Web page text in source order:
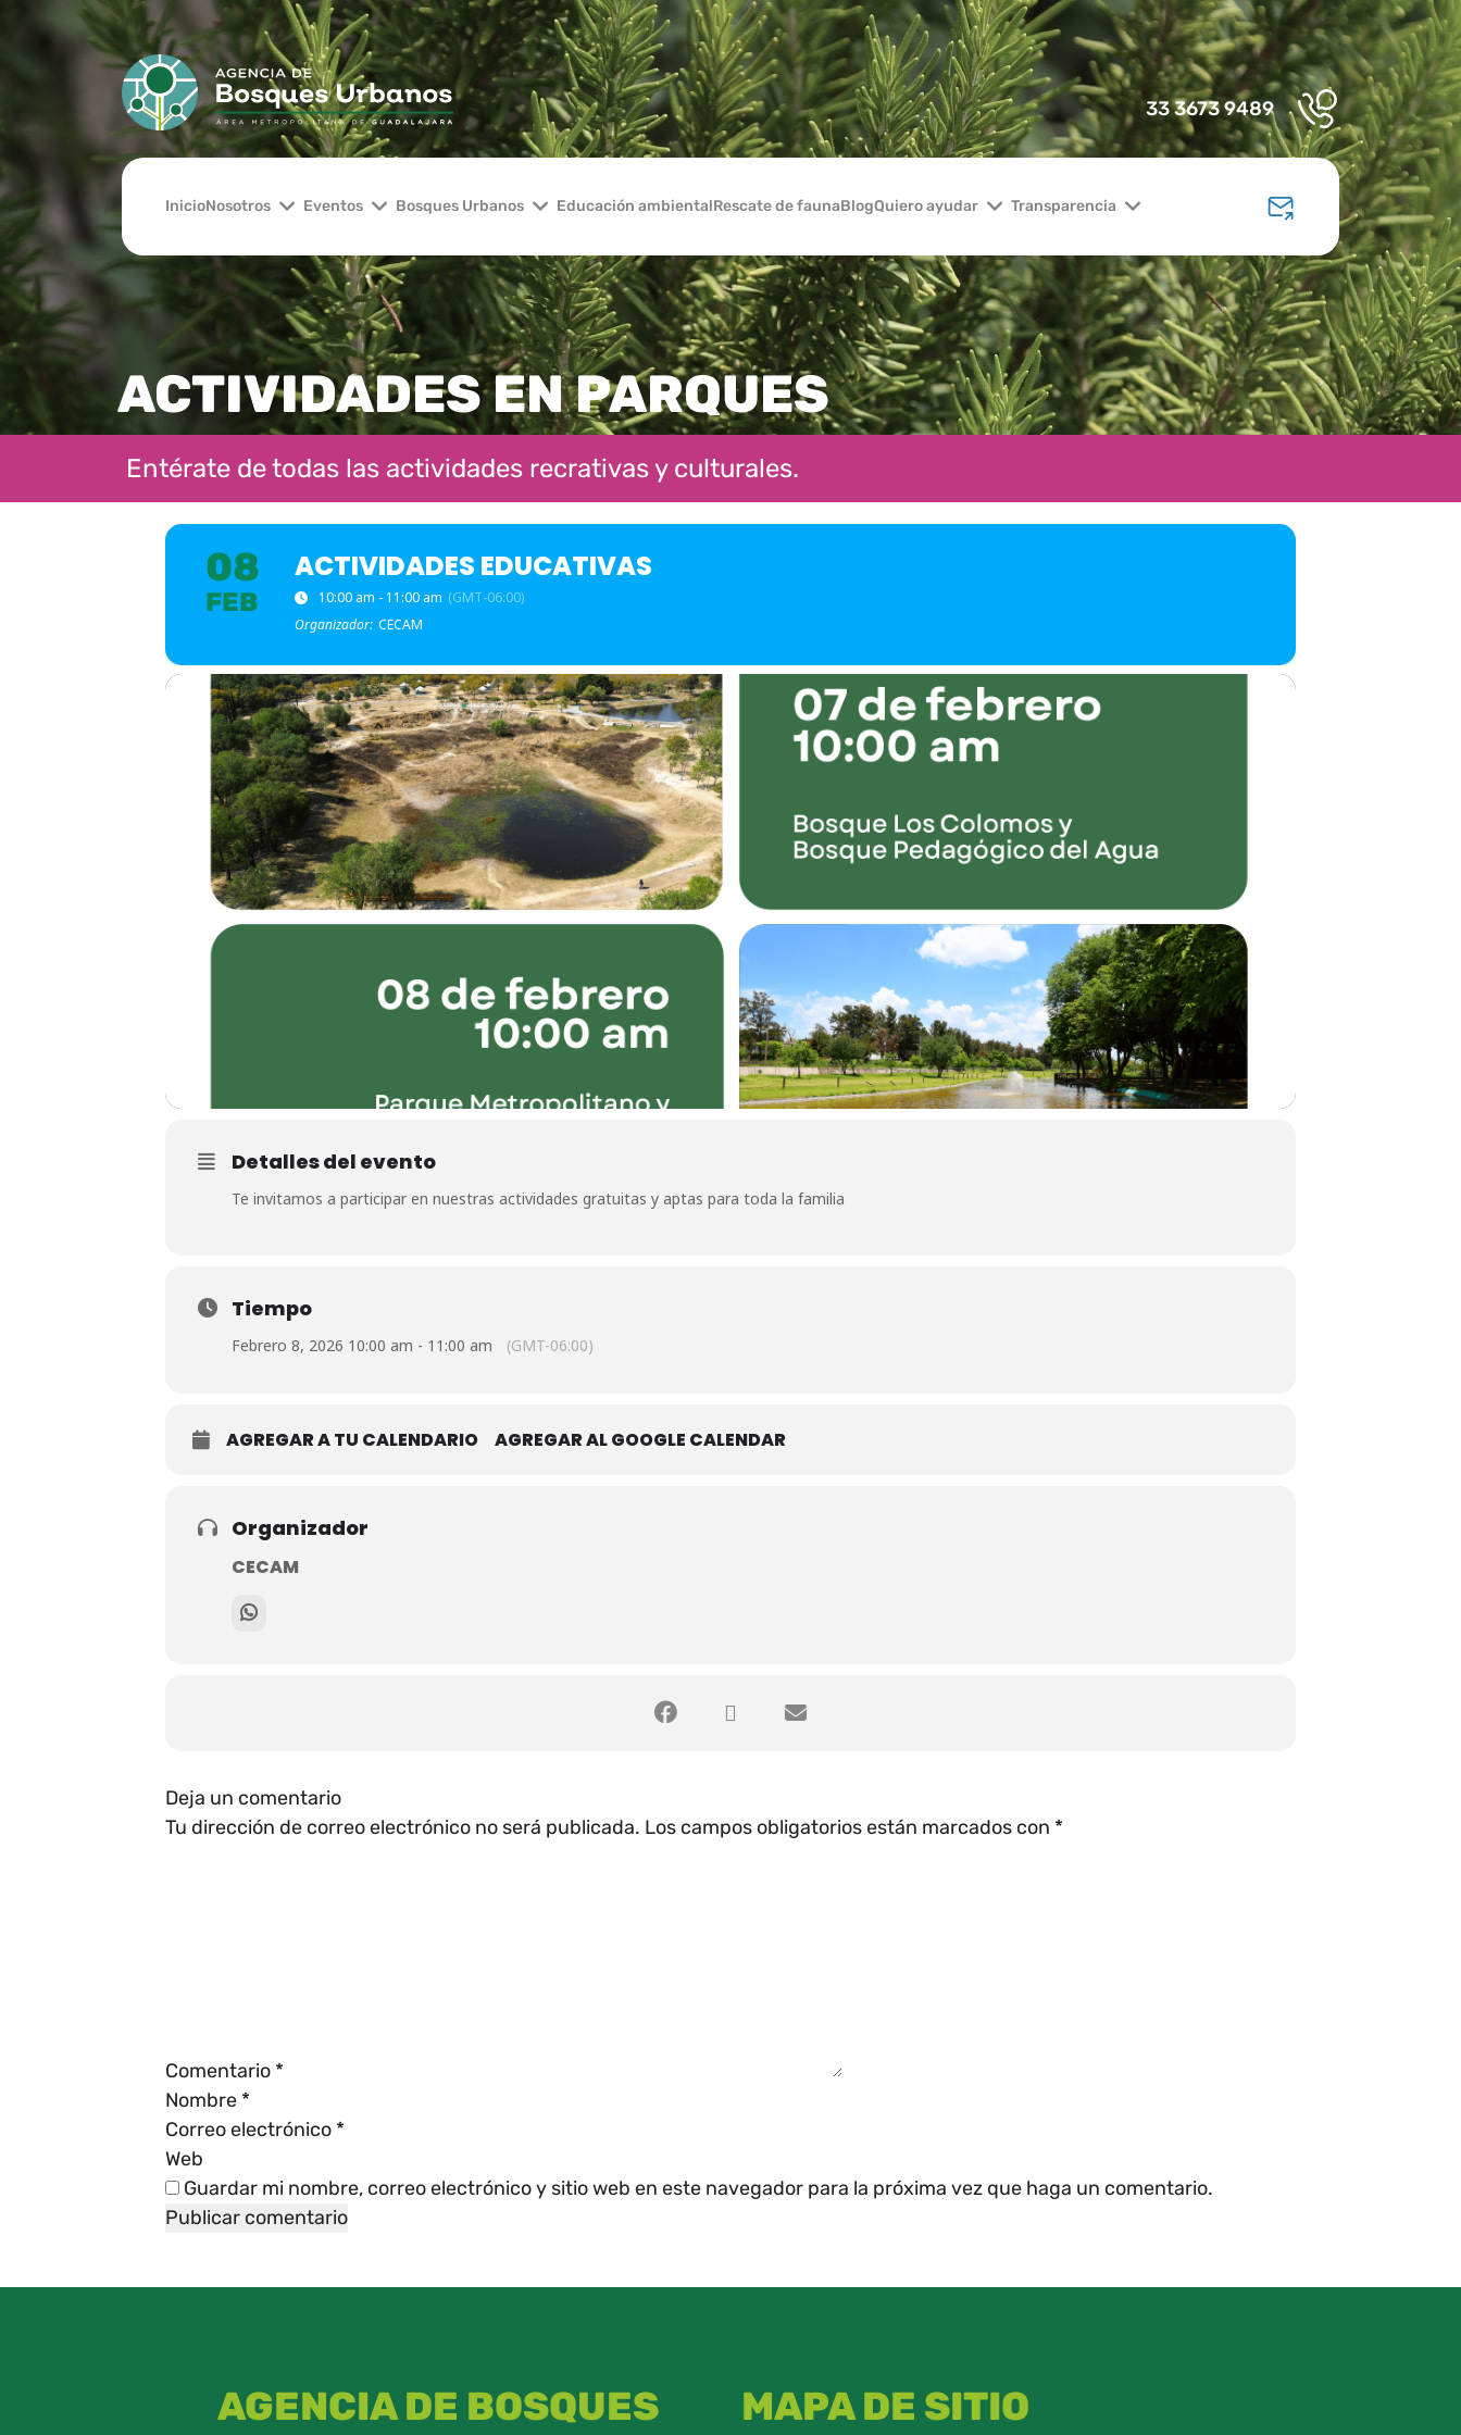
33 3673 9489
InicioNosotros Eventos Bosques Urbanos Educación ambientalRescate de faunaBlogQuiero ayudar Transparencia
ACTIVIDADES EN PARQUES
Entérate de todas las actividades recrativas y culturales.
08
FEB
ACTIVIDADES EDUCATIVAS
10:00 am - 11:00 am (GMT-06:00)
Organizador: CECAM
Detalles del evento
Te invitamos a participar en nuestras actividades gratuitas y aptas para toda la familia
Tiempo
Febrero 8, 2026 10:00 am - 11:00 am (GMT-06:00)
AGREGAR A TU CALENDARIO AGREGAR AL GOOGLE CALENDAR
Organizador
CECAM
Deja un comentario
Tu dirección de correo electrónico no será publicada. Los campos obligatorios están marcados con *
Comentario *
Nombre *
Correo electrónico *
Web
Guardar mi nombre, correo electrónico y sitio web en este navegador para la próxima vez que haga un comentario.
AGENCIA DE BOSQUES
MAPA DE SITIO